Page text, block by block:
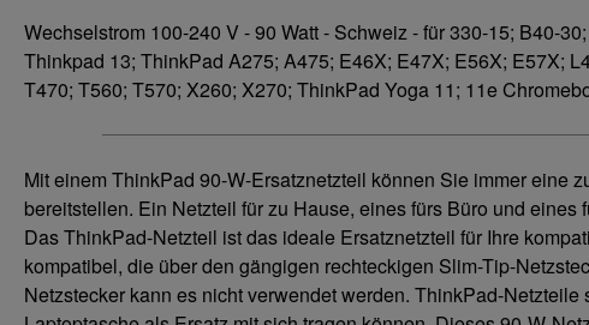
Wechselstrom 100-240 V - 90 Watt - Schweiz - für 330-15; B40-
Thinkpad 13; ThinkPad A275; A475; E46X; E47X; E56X; E57X;
T470; T560; T570; X260; X270; ThinkPad Yoga 11; 11e
Mit einem ThinkPad 90-W-Ersatznetzteil können Sie immer eine
bereitstellen. Ein Netzteil für zu Hause, eines fürs Büro und
Das ThinkPad-Netzteil ist das ideale Ersatznetzteil für Ihre
kompatibel, die über den gängigen rechteckigen Slim-Tip-
Netzstecker kann es nicht verwendet werden. ThinkPad-